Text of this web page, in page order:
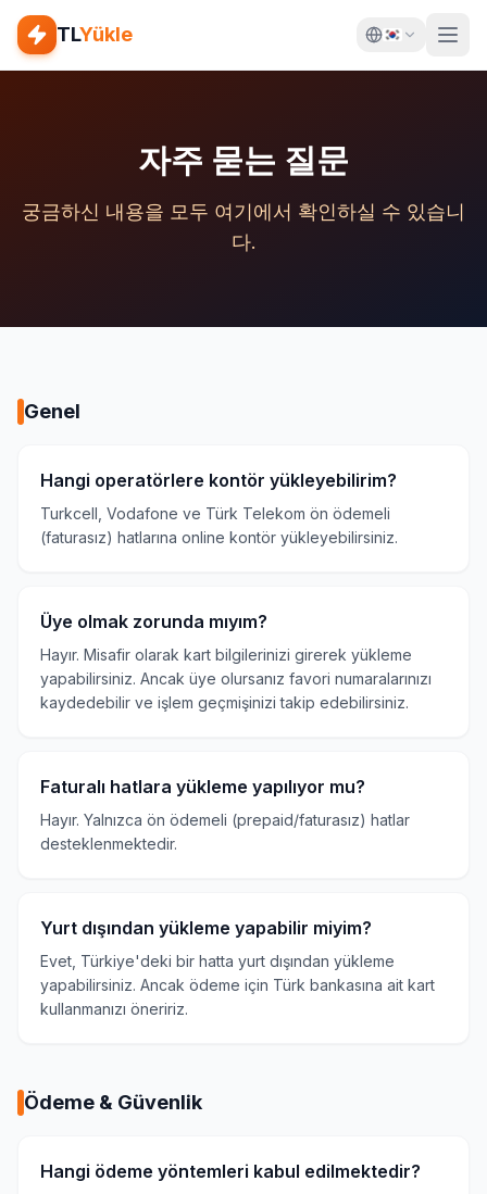
TLYükle
자주 묻는 질문
궁금하신 내용을 모두 여기에서 확인하실 수 있습니
다.
Genel
Hangi operatörlere kontör yükleyebilirim?
Turkcell, Vodafone ve Türk Telekom ön ödemeli
(faturasız) hatlarına online kontör yükleyebilirsiniz.
Üye olmak zorunda mıyım?
Hayır. Misafir olarak kart bilgilerinizi girerek yükleme
yapabilirsiniz. Ancak üye olursanız favori numaralarınızı
kaydedebilir ve işlem geçmişinizi takip edebilirsiniz.
Faturalı hatlara yükleme yapılıyor mu?
Hayır. Yalnızca ön ödemeli (prepaid/faturasız) hatlar
desteklenmektedir.
Yurt dışından yükleme yapabilir miyim?
Evet, Türkiye'deki bir hatta yurt dışından yükleme
yapabilirsiniz. Ancak ödeme için Türk bankasına ait kart
kullanmanızı öneririz.
Ödeme & Güvenlik
Hangi ödeme yöntemleri kabul edilmektedir?